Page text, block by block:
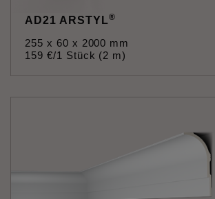
AD21 ARSTYL®
255 x 60 x 2000 mm
159 €/1 Stück (2 m)